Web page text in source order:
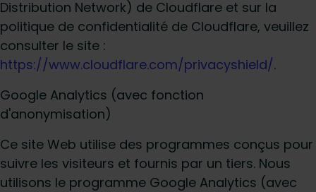
Distribution Network) de Cloudflare et sur la
politique de confidentialité de Cloudflare, veuillez
consulter le site :
https://www.cloudflare.com/privacyshield/.
Google Analytics (avec fonction
d'anonymisation)
Ce site Web utilise des programmes conçus pour
suivre les visiteurs et fournis par un tiers. Nous
utilisons le programme Google Analytics (avec